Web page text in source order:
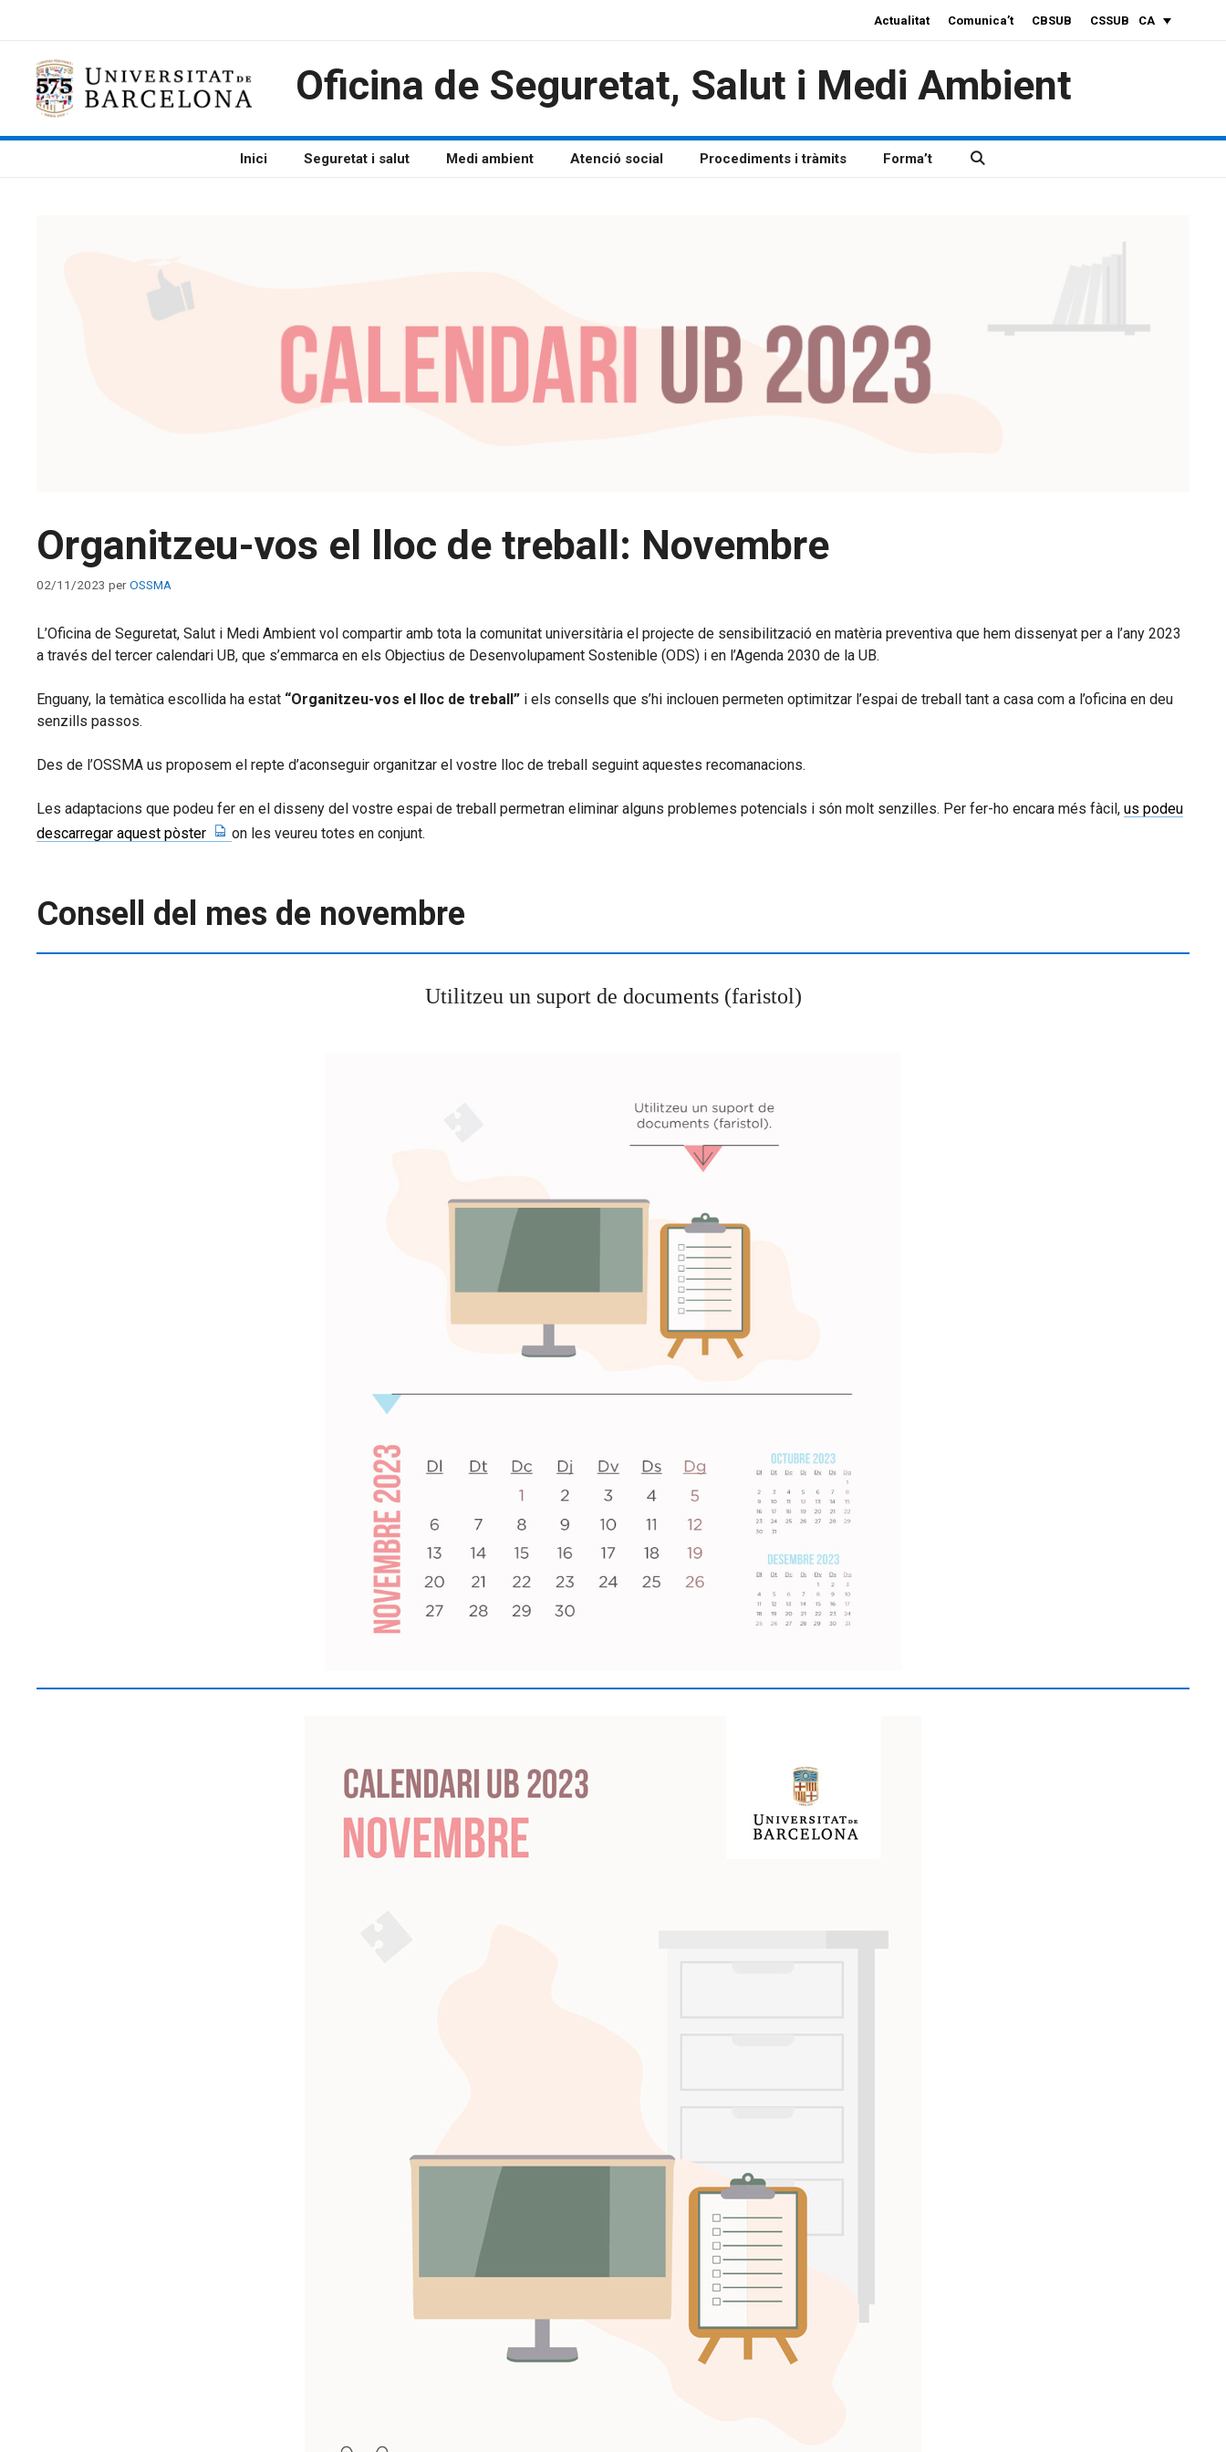
CA
Actualitat Comunica’t CBSUB CSSUB
Oficina de Seguretat, Salut i Medi Ambient
Inici Seguretat i salut Medi ambient Atenció social Procediments i tràmits Forma’t
Organitzeu-vos el lloc de treball: Novembre
02/11/2023 perOSSMA
L’Oficina de Seguretat, Salut i Medi Ambient vol compartir amb tota la comunitat universitària el projecte de sensibilització en matèria preventiva que hem dissenyat per a l’any 2023
a través del tercer calendari UB, que s’emmarca en els Objectius de Desenvolupament Sostenible (ODS) i en l’Agenda 2030 de la UB.
Enguany, la temàtica escollida ha estat “Organitzeu-vos el lloc de treball” i els consells que s’hi inclouen permeten optimitzar l’espai de treball tant a casa com a l’oficina en deu
senzills passos.
Des de l’OSSMA us proposem el repte d’aconseguir organitzar el vostre lloc de treball seguint aquestes recomanacions.
Les adaptacions que podeu fer en el disseny del vostre espai de treball permetran eliminar alguns problemes potencials i són molt senzilles. Per fer-ho encara més fàcil, us podeu
descarregar aquest pòster
on les veureu totes en conjunt.
Consell del mes de novembre
Utilitzeu un suport de documents (faristol)